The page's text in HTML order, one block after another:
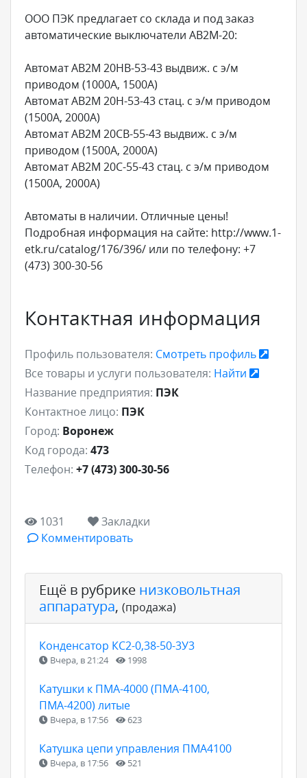
ООО ПЭК предлагает со склада и под заказ
автоматические выключатели АВ2М-20:
Автомат АВ2М 20НВ-53-43 выдвиж. с э/м
приводом (1000А, 1500А)
Автомат АВ2М 20Н-53-43 стац. с э/м приводом
(1500А, 2000А)
Автомат АВ2М 20СВ-55-43 выдвиж. с э/м
приводом (1500А, 2000А)
Автомат АВ2М 20С-55-43 стац. с э/м приводом
(1500А, 2000А)
Автоматы в наличии. Отличные цены!
Подробная информация на сайте: http://www.1-
etk.ru/catalog/176/396/ или по телефону: +7
(473) 300-30-56
Контактная информация
Профиль пользователя: Смотреть профиль
Все товары и услуги пользователя: Найти
Название предприятия: ПЭК
Контактное лицо: ПЭК
Город: Воронеж
Код города: 473
Телефон: +7 (473) 300-30-56
1031
Закладки
Комментировать
Ещё в рубрике низковольтная
аппаратура, (продажа)
Конденсатор КС2-0,38-50-3У3
Вчера, в 21:24 1998
Катушки к ПМА-4000 (ПМА-4100,
ПМА-4200) литые
Вчера, в 17:56 623
Катушка цепи управления ПМА4100
Вчера, в 17:56 521